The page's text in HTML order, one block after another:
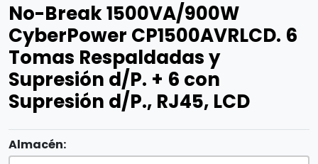
No-Break 1500VA/900W
CyberPower CP1500AVRLCD. 6
Tomas Respaldadas y
Supresión d/P. + 6 con
Supresión d/P., RJ45, LCD
Almacén: